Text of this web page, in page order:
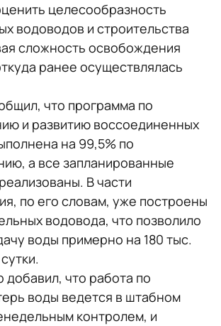
целесообразность
водоводов и строительства
сложность освобождения
ранее осуществлялась
что программа по
и развитию воссоединенных
на 99,5% по
а все запланированные
В части
по его словам, уже построены
водовода, что позволило
воды примерно на 180 тыс.
что работа по
воды ведется в штабном
контролем, и